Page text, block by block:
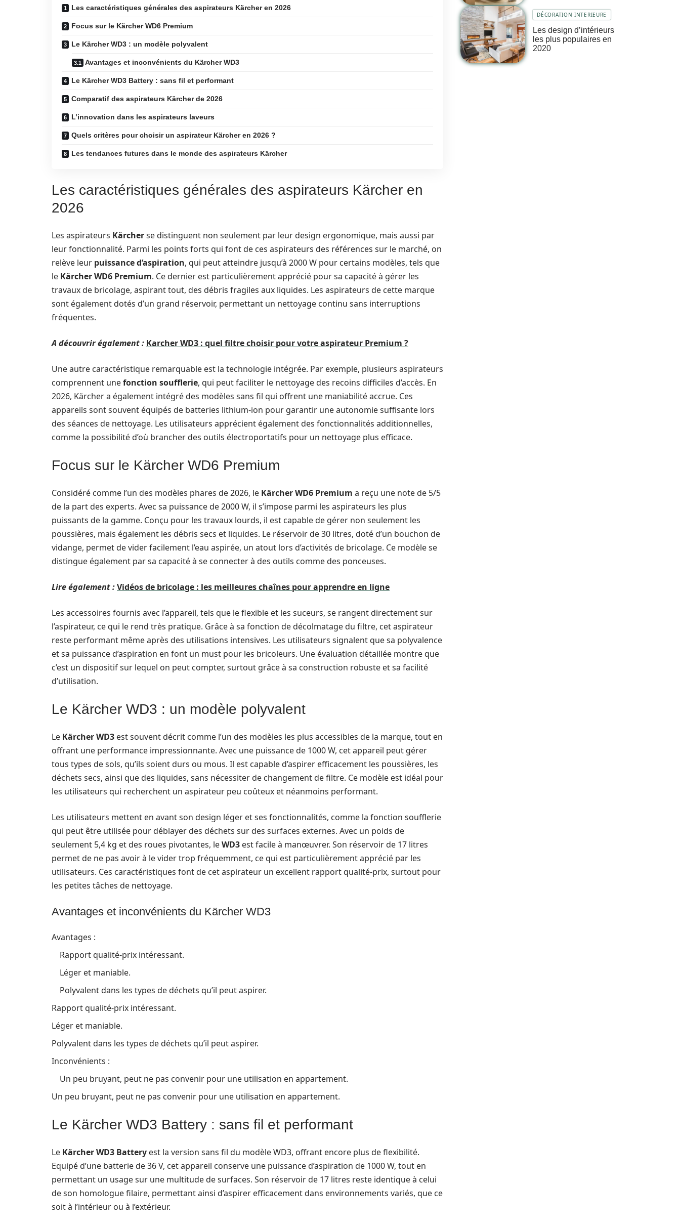
Les caractéristiques générales des aspirateurs Kärcher en 2026
Focus sur le Kärcher WD6 Premium
Le Kärcher WD3 : un modèle polyvalent
Avantages et inconvénients du Kärcher WD3
Le Kärcher WD3 Battery : sans fil et performant
Comparatif des aspirateurs Kärcher de 2026
L’innovation dans les aspirateurs laveurs
Quels critères pour choisir un aspirateur Kärcher en 2026 ?
Les tendances futures dans le monde des aspirateurs Kärcher
Les caractéristiques générales des aspirateurs Kärcher en
2026
Les aspirateurs Kärcherse distinguent non seulement par leur design ergonomique, mais aussi par
leur fonctionnalité. Parmi les points forts qui font de ces aspirateurs des références sur le marché, on
relève leur puissance d’aspiration, qui peut atteindre jusqu’à 2000 W pour certains modèles, tels que
le Kärcher WD6 Premium. Ce dernier est particulièrement apprécié pour sa capacité à gérer les
travaux de bricolage, aspirant tout, des débris fragiles aux liquides. Les aspirateurs de cette marque
sont également dotés d’un grand réservoir, permettant un nettoyage continu sans interruptions
fréquentes.
A découvrir également : Karcher WD3 : quel filtre choisir pour votre aspirateur Premium ?
Une autre caractéristique remarquable est la technologie intégrée. Par exemple, plusieurs aspirateurs
comprennent unefonction soufflerie, qui peut faciliter le nettoyage des recoins difficiles d’accès. En
2026, Kärcher a également intégré des modèles sans fil qui offrent une maniabilité accrue. Ces
appareils sont souvent équipés de batteries lithium-ion pour garantir une autonomie suffisante lors
des séances de nettoyage. Les utilisateurs apprécient également des fonctionnalités additionnelles,
comme la possibilité d’où brancher des outils électroportatifs pour un nettoyage plus efficace.
Focus sur le Kärcher WD6 Premium
Considéré comme l’un des modèles phares de 2026, le Kärcher WD6 Premium a reçu une note de 5/5
de la part des experts. Avec sa puissance de 2000 W, il s’impose parmi les aspirateurs les plus
puissants de la gamme. Conçu pour les travaux lourds, il est capable de gérer non seulement les
poussières, mais également les débris secs et liquides. Le réservoir de 30 litres, doté d’un bouchon de
vidange, permet de vider facilement l’eau aspirée, un atout lors d’activités de bricolage. Ce modèle se
distingue également par sa capacité à se connecter à des outils comme des ponceuses.
Lire également :Vidéos de bricolage : les meilleures chaînes pour apprendre en ligne
Les accessoires fournis avec l’appareil, tels que le flexible et les suceurs, se rangent directement sur
l’aspirateur, ce qui le rend très pratique. Grâce à sa fonction de décolmatage du filtre, cet aspirateur
reste performant même après des utilisations intensives. Les utilisateurs signalent que sa polyvalence
et sa puissance d’aspiration en font un must pour les bricoleurs. Une évaluation détaillée montre que
c’est un dispositif sur lequel on peut compter, surtout grâce à sa construction robuste et sa facilité
d’utilisation.
Le Kärcher WD3 : un modèle polyvalent
Le Kärcher WD3 est souvent décrit comme l’un des modèles les plus accessibles de la marque, tout en
offrant une performance impressionnante. Avec une puissance de 1000 W, cet appareil peut gérer
tous types de sols, qu’ils soient durs ou mous. Il est capable d’aspirer efficacement les poussières, les
déchets secs, ainsi que des liquides, sans nécessiter de changement de filtre. Ce modèle est idéal pour
les utilisateurs qui recherchent un aspirateur peu coûteux et néanmoins performant.
Les utilisateurs mettent en avant son design léger et ses fonctionnalités, comme la fonction soufflerie
qui peut être utilisée pour déblayer des déchets sur des surfaces externes. Avec un poids de
seulement 5,4 kg et des roues pivotantes, leWD3 est facile à manœuvrer. Son réservoir de 17 litres
permet de ne pas avoir à le vider trop fréquemment, ce qui est particulièrement apprécié par les
utilisateurs. Ces caractéristiques font de cet aspirateur un excellent rapport qualité-prix, surtout pour
les petites tâches de nettoyage.
Avantages et inconvénients du Kärcher WD3
Avantages :
Rapport qualité-prix intéressant.
Léger et maniable.
Polyvalent dans les types de déchets qu’il peut aspirer.
Rapport qualité-prix intéressant.
Léger et maniable.
Polyvalent dans les types de déchets qu’il peut aspirer.
Inconvénients :
Un peu bruyant, peut ne pas convenir pour une utilisation en appartement.
Un peu bruyant, peut ne pas convenir pour une utilisation en appartement.
Le Kärcher WD3 Battery : sans fil et performant
Le Kärcher WD3 Battery est la version sans fil du modèle WD3, offrant encore plus de flexibilité.
Equipé d’une batterie de 36 V, cet appareil conserve une puissance d’aspiration de 1000 W, tout en
permettant un usage sur une multitude de surfaces. Son réservoir de 17 litres reste identique à celui
de son homologue filaire, permettant ainsi d’aspirer efficacement dans environnements variés, que ce
soit à l’intérieur ou à l’extérieur.
DÉCORATION INTERIEURE
Les design d’intérieurs
les plus populaires en
2020